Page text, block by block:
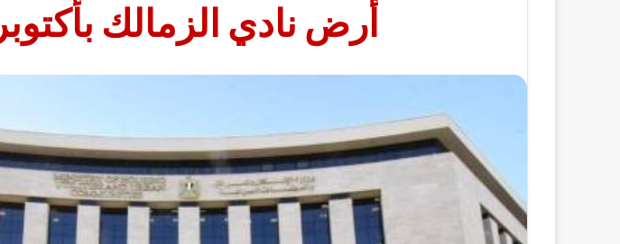
أرض نادي الزمالك بأكتوبر